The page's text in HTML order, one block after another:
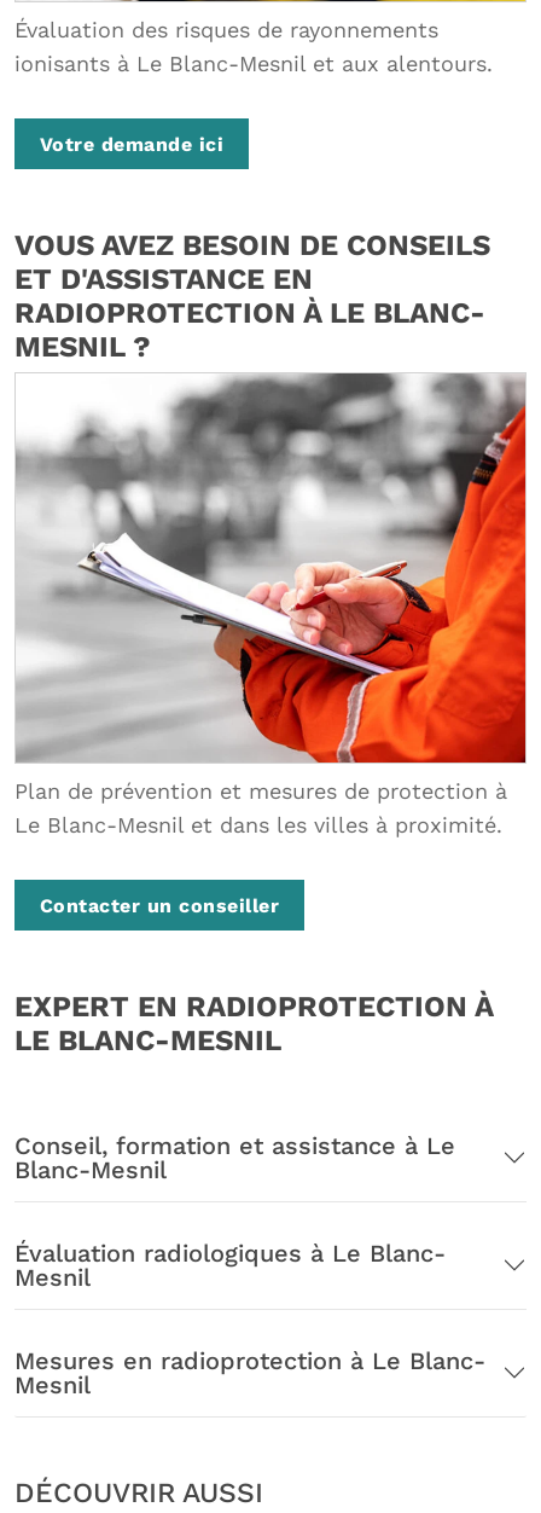
Évaluation des risques de rayonnements
ionisants à Le Blanc-Mesnil et aux alentours.
Votre demande ici
VOUS AVEZ BESOIN DE CONSEILS
ET D'ASSISTANCE EN
RADIOPROTECTION À LE BLANC-
MESNIL ?
Plan de prévention et mesures de protection à
Le Blanc-Mesnil et dans les villes à proximité.
Contacter un conseiller
EXPERT EN RADIOPROTECTION À
LE BLANC-MESNIL
Conseil, formation et assistance à Le
Blanc-Mesnil
Évaluation radiologiques à Le Blanc-
Mesnil
Mesures en radioprotection à Le Blanc-
Mesnil
DÉCOUVRIR AUSSI